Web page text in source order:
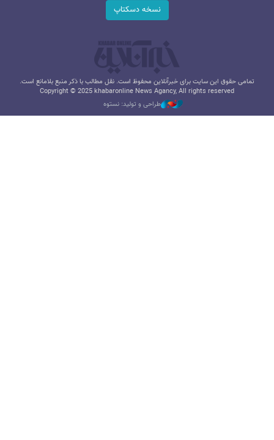
نسخه دسکتاپ
تمامی حقوق این سایت برای خبرآنلاین محفوظ است. نقل مطالب با ذکر منبع بلامانع است.
Copyright © 2025 khabaronline News Agancy, All rights reserved
طراحی و تولید: نستوه